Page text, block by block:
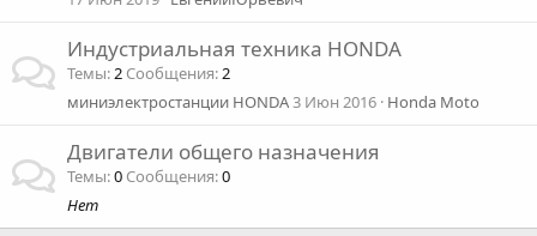
Индустриальная техника HONDA
Темы 2 Сообщения 2
миниэлектростанции HONDA3 Июн 2016 Honda Moto
Двигатели общего назначения
Темы 0 Сообщения 0
Нет